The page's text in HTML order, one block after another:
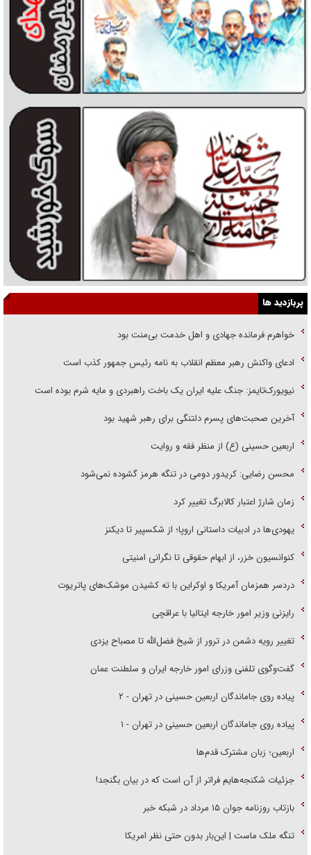
پربازدید ها
خواهرم فرمانده جهادی و اهل خدمت بی‌منت بود
ادعای واکنش رهبر معظم انقلاب به نامه رئیس جمهور کذب است
نیویورک‌تایمز: جنگ علیه ایران یک باخت راهبردی و مایه شرم بوده است
آخرین صحبت‌های پسرم دلتنگی برای رهبر شهید بود
اربعین حسینی (ع) از منظر فقه و روایت
محسن رضایی: کریدور دومی در تنگه هرمز گشوده نمی‌شود
زمان شارژ اعتبار کالابرگ تغییر کرد
یهودی‌ها در ادبیات داستانی اروپا؛ از شکسپیر تا دیکنز
کنوانسیون خزر، از ابهام حقوقی تا نگرانی امنیتی
دردسر همزمان آمریکا و اوکراین با ته کشیدن موشک‌های پاتریوت
رایزنی وزیر امور خارجه ایتالیا با عراقچی
تغییر رویه دشمن در ترور از شیخ فضل‌الله تا مصباح یزدی
گفت‌وگوی تلفنی وزرای امور خارجه ایران و سلطنت عمان
پیاده روی جاماندگان اربعین حسینی در تهران - ۲
پیاده روی جاماندگان اربعین حسینی در تهران - ۱
اربعین؛ زبان مشترک قدم‌ها
جزئیات شکنجه‌هایم فراتر از آن است که در بیان بگنجد!
بازتاب روزنامه جوان ۱۵ مرداد در شبکه خبر
تنگه ملک ماست | این‌بار بدون حتی نظر امریکا